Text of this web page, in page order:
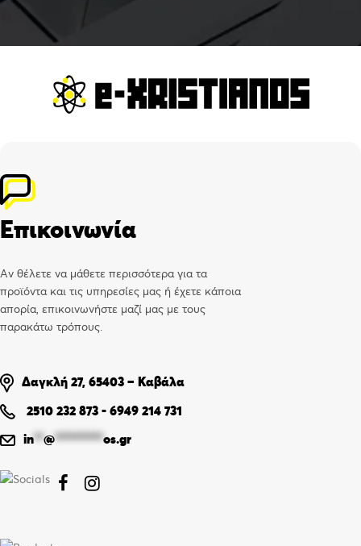
Επικοινωνία
Αν θέλετε να μάθετε περισσότερα για τα
προϊόντα και τις υπηρεσίες μας ή έχετε κάποια
απορία, επικοινωνήστε μαζί μας με τους
παρακάτω τρόπους.
Δαγκλή 27, 65403 – Καβάλα
2510 232 873 - 6949 214 731
in**@**********os.gr
 